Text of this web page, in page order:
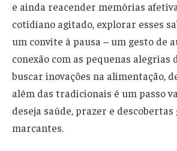
e ainda reacender memórias
cotidiano agitado, explorar esses
um convite à pausa – um gesto de
conexão com as pequenas alegrias
buscar inovações na alimentação,
além das tradicionais é um passo
deseja saúde, prazer e
marcantes.